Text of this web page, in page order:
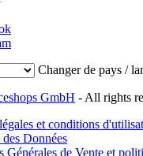
Changer de pays /
GmbH - All rights
et conditions
Données
Générales de Vente et